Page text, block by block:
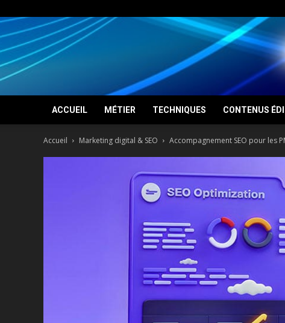
ACCUEIL MÉTIER TECHNIQUES CONTENUS
Accueil Marketing digital & SEO Accompagnement SEO pour les